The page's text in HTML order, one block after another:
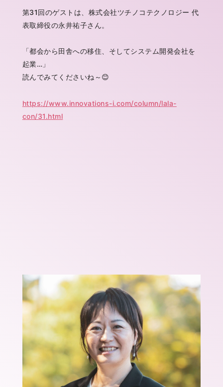
第31回のゲストは、株式会社ツチノコテクノロジー 代
表取締役の永井祐子さん。
「都会から田舎への移住、そしてシステム開発会社を
起業…」
読んでみてくださいね～😊
https://www.innovations-i.com/column/lala-
con/31.html